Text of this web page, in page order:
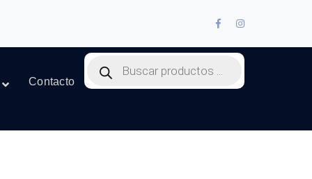
FacebookInstagram
search
Contacto